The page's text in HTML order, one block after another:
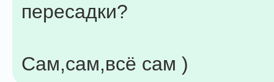
пересадки?
Cам,сам,всё сам )